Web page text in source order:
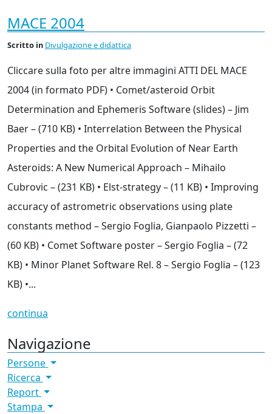
MACE 2004
Scritto in Divulgazione e didattica
Cliccare sulla foto per altre immagini ATTI DEL MACE
2004 (in formato PDF) • Comet/asteroid Orbit
Determination and Ephemeris Software (slides) – Jim
Baer – (710 KB) • Interrelation Between the Physical
Properties and the Orbital Evolution of Near Earth
Asteroids: A New Numerical Approach – Mihailo
Cubrovic – (231 KB) • Elst-strategy – (11 KB) • Improving
accuracy of astrometric observations using plate
constants method – Sergio Foglia, Gianpaolo Pizzetti –
(60 KB) • Comet Software poster – Sergio Foglia – (72
KB) • Minor Planet Software Rel. 8 – Sergio Foglia – (123
KB) •...
continua
Navigazione
Persone
Ricerca
Report
Stampa